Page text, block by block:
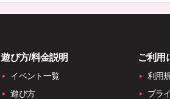
遊び方/料金説明
イベント一覧
遊び方
ご利用
利用
プラ